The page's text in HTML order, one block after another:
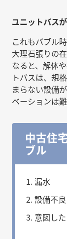
ユニットバス
これもバブル
大理石張りの
なると、解体
トバスは、規
まらない設備
ベーションは
中古住
ブル
漏水
設備不良
意図し